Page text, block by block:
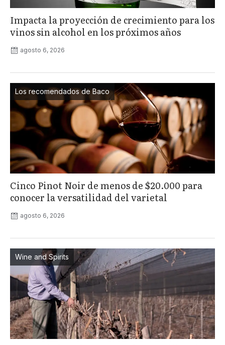
Impacta la proyección de crecimiento para los
vinos sin alcohol en los próximos años
agosto 6, 2026
Los recomendados de Baco
Cinco Pinot Noir de menos de $20.000 para
conocer la versatilidad del varietal
agosto 6, 2026
Wine and Spirits